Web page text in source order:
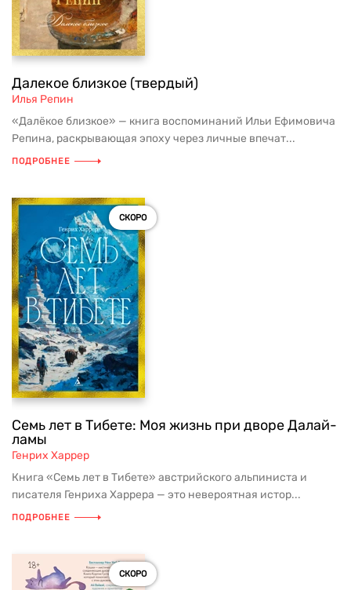
Далекое близкое (твердый)
Илья Репин
«Далёкое близкое» — книга воспоминаний Ильи Ефимовича
Репина, раскрывающая эпоху через личные впечат...
ПОДРОБНЕЕ
СКОРО
Семь лет в Тибете: Моя жизнь при дворе Далай-
ламы
Генрих Харрер
Книга «Семь лет в Тибете» австрийского альпиниста и
писателя Генриха Харрера — это невероятная истор...
ПОДРОБНЕЕ
СКОРО